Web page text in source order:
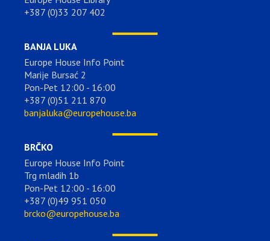
+387 (0)33 207 402
BANJA LUKA
Europe House Info Point
Marije Bursać 2
Pon-Pet 12:00 - 16:00
+387 (0)51 211 870
banjaluka@europehouse.ba
BRČKO
Europe House Info Point
Trg mladih 1b
Pon-Pet 12:00 - 16:00
+387 (0)49 951 050
brcko@europehouse.ba